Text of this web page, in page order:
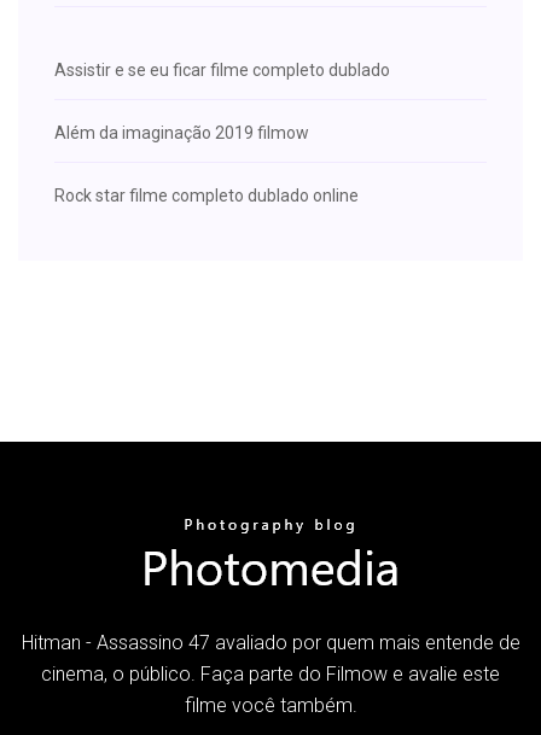
Assistir e se eu ficar filme completo dublado
Além da imaginação 2019 filmow
Rock star filme completo dublado online
Hitman - Assassino 47 avaliado por quem mais entende de
cinema, o público. Faça parte do Filmow e avalie este
filme você também.